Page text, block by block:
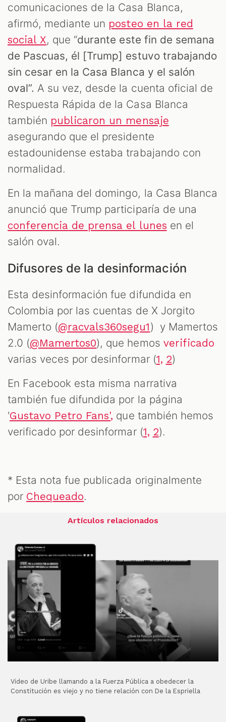
comunicaciones de la Casa Blanca,
afirmó, mediante un posteo en la red
social X, que “durante este fin de semana
de Pascuas, él [Trump] estuvo trabajando
sin cesar en la Casa Blanca y el salón
oval”. A su vez, desde la cuenta oficial de
Respuesta Rápida de la Casa Blanca
también publicaron un mensaje
asegurando que el presidente
estadounidense estaba trabajando con
normalidad.
En la mañana del domingo, la Casa Blanca
anunció que Trump participaría de una
conferencia de prensa el lunes en el
salón oval.
Difusores de la desinformación
Esta desinformación fue difundida en
Colombia por las cuentas de X Jorgito
Mamerto (@racvals360segu1) y Mamertos
2.0 (@Mamertos0), que hemos verificado
varias veces por desinformar (1, 2)
En Facebook esta misma narrativa
también fue difundida por la página
'Gustavo Petro Fans', que también hemos
verificado por desinformar (1, 2).
* Esta nota fue publicada originalmente
por Chequeado.
Artículos relacionados
Video de Uribe llamando a la Fuerza Pública a obedecer la
Constitución es viejo y no tiene relación con De la Espriella